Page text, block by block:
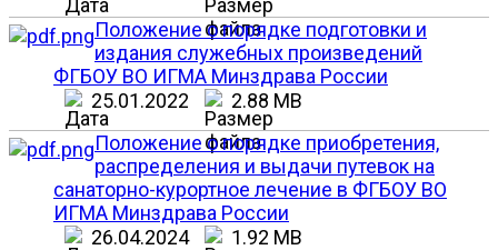
Положение о порядке подготовки и
издания служебных произведений
ФГБОУ ВО ИГМА Минздрава России
25.01.2022
2.88 MB
Положение о порядке приобретения,
распределения и выдачи путевок на
санаторно-курортное лечение в ФГБОУ ВО
ИГМА Минздрава России
26.04.2024
1.92 MB